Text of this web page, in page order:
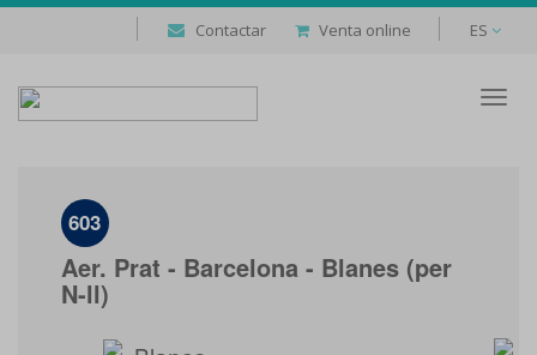
Contactar Venta online ES
603
Aer. Prat - Barcelona - Blanes (per
N-ll)